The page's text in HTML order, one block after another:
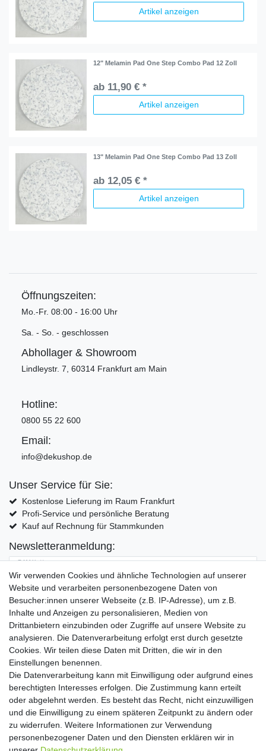
Artikel anzeigen
12" Melamin Pad One Step Combo Pad 12 Zoll
ab 11,90 € *
Artikel anzeigen
13" Melamin Pad One Step Combo Pad 13 Zoll
ab 12,05 € *
Artikel anzeigen
Öffnungszeiten:
Mo.-Fr. 08:00 - 16:00 Uhr
Sa. - So. - geschlossen
Abhollager & Showroom
Lindleystr. 7, 60314 Frankfurt am Main
Hotline:
0800 55 22 600
Email:
info@dekushop.de
Unser Service für Sie:
Kostenlose Lieferung im Raum Frankfurt
Profi-Service und persönliche Beratung
Kauf auf Rechnung für Stammkunden
Newsletteranmeldung:
E-MAIL **
Hiermit bestätige ich, dass ich die Daten­schutz­erklärung
Einwilligung kann ich jederzeit widerrufen.**
Abonnieren
** Hierbei handelt es sich um ein Pflichtfeld.
Widerrufs­recht Widerrufs­formular Impressum
Daten­schutz­erklärung AGB Kontakt
Wir verwenden Cookies und ähnliche Technologien auf unserer
Website und verarbeiten personenbezogene Daten von
Besucher:innen unserer Webseite (z.B. IP-Adresse), um z.B.
Inhalte und Anzeigen zu personalisieren, Medien von
Drittanbietern einzubinden oder Zugriffe auf unsere Website zu
analysieren. Die Datenverarbeitung erfolgt erst durch gesetzte
Cookies. Wir teilen diese Daten mit Dritten, die wir in den
Einstellungen benennen.
Die Datenverarbeitung kann mit Einwilligung oder aufgrund eines
berechtigten Interesses erfolgen. Die Zustimmung kann erteilt
oder abgelehnt werden. Es besteht das Recht, nicht einzuwilligen
und die Einwilligung zu einem späteren Zeitpunkt zu ändern oder
zu widerrufen. Weitere Informationen zur Verwendung
personenbezogener Daten und den Diensten erklären wir in